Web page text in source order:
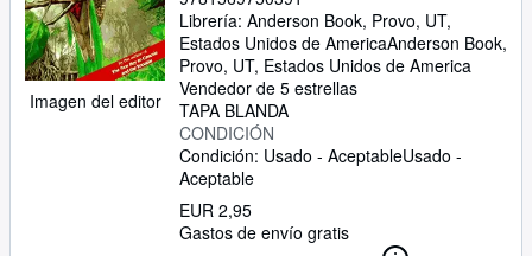
Imagen del editor
Librería: Anderson Book, Provo, UT,
Estados Unidos de AmericaAnderson Book,
Provo, UT, Estados Unidos de America
Vendedor de 5 estrellas
TAPA BLANDA
CONDICIÓN
Condición: Usado - AceptableUsado -
Aceptable
EUR 2,95
Gastos de envío gratis